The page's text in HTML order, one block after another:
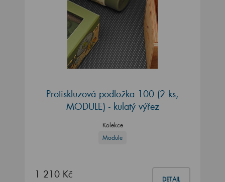
Protiskluzová podložka 100 (2 ks,
MODULE) - kulatý výřez
Kolekce
Module
1 210 Kč DETAIL